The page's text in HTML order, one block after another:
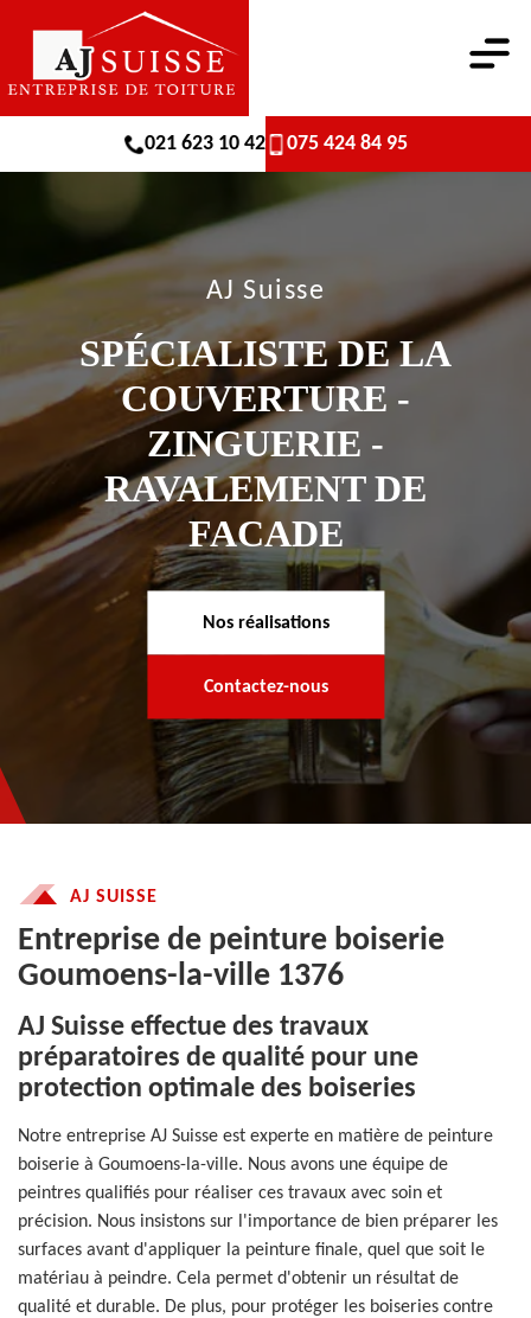
021 623 10 42 075 424 84 95
AJ Suisse
SPÉCIALISTE DE LA
COUVERTURE -
ZINGUERIE -
RAVALEMENT DE
FACADE
Nos réalisations
Contactez-nous
AJ SUISSE
Entreprise de peinture boiserie
Goumoens-la-ville 1376
AJ Suisse effectue des travaux
préparatoires de qualité pour une
protection optimale des boiseries
Notre entreprise AJ Suisse est experte en matière de peinture
boiserie à Goumoens-la-ville. Nous avons une équipe de
peintres qualifiés pour réaliser ces travaux avec soin et
précision. Nous insistons sur l'importance de bien préparer les
surfaces avant d'appliquer la peinture finale, quel que soit le
matériau à peindre. Cela permet d'obtenir un résultat de
qualité et durable. De plus, pour protéger les boiseries contre